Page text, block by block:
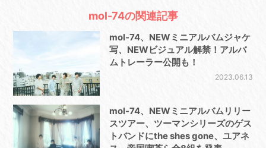
mol-74の関連記事
mol-74、NEWミニアルバムジャケ
写、NEWビジュアル解禁！アルバ
ムトレーラー公開も！
2023.06.13
mol-74、NEWミニアルバムリリー
スツアー、ツーマンシリーズのゲス
トバンドにthe shes gone、ユアネ